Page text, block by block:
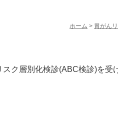
ホーム > 胃がん
スク層別化検診(ABC検診)を受